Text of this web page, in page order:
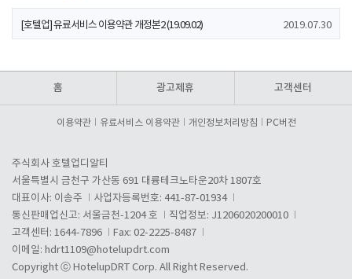
[호텔업] 유료서비스 이용약관 개정본2 (19.09.02) 2019.07.30
홈 광고제휴 고객센터
이용약관 유료서비스 이용약관 개인정보처리방침 PC버전
주식회사 호텔업디알티
서울특별시 금천구 가산동 691 대륭테크노타운20차 1807호
대표이사: 이송주
사업자등록번호: 441-87-01934
통신판매업신고: 서울금천-1204 호
직업정보: J1206020200010
고객센터: 1644-7896
Fax: 02-2225-8487
이메일: hdrt1109@hotelupdrt.com
Copyright ⓒ HotelupDRT Corp. All Right Reserved.